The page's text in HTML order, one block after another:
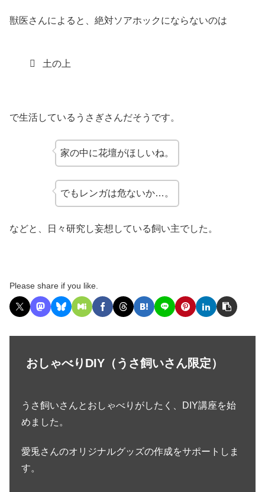
獣医さんによると、絶対ソアホックにならないのは
土の上
で生活しているうさぎさんだそうです。
家の中に花壇がほしいね。
でもレンガは危ないか…。
などと、日々研究し妄想している飼い主でした。
Please share if you like.
おしゃべりDIY（うさ飼いさん限定）
うさ飼いさんとおしゃべりがしたく、DIY講座を始
めました。
愛兎さんのオリジナルグッズの作成をサポートしま
す。